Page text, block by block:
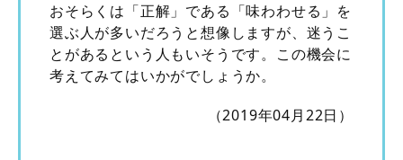
おそらくは「正解」である「味わわせる」を
選ぶ人が多いだろうと想像しますが、迷うこ
とがあるという人もいそうです。この機会に
考えてみてはいかがでしょうか。
（2019年04月22日）